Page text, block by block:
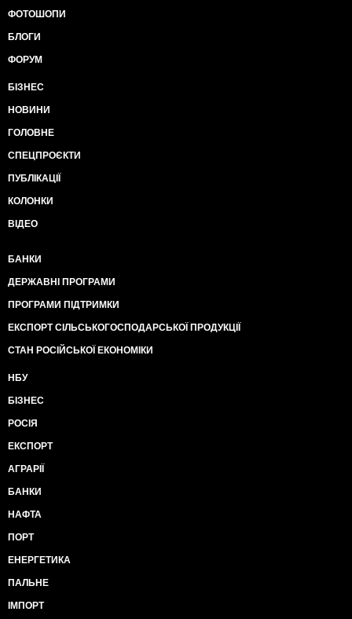
ФОТОШОПИ
БЛОГИ
ФОРУМ
БІЗНЕС
НОВИНИ
ГОЛОВНЕ
СПЕЦПРОЄКТИ
ПУБЛІКАЦІЇ
КОЛОНКИ
ВІДЕО
БАНКИ
ДЕРЖАВНІ ПРОГРАМИ
ПРОГРАМИ ПІДТРИМКИ
ЕКСПОРТ СІЛЬСЬКОГОСПОДАРСЬКОЇ ПРОДУКЦІЇ
СТАН РОСІЙСЬКОЇ ЕКОНОМІКИ
НБУ
БІЗНЕС
РОСІЯ
ЕКСПОРТ
АГРАРІЇ
БАНКИ
НАФТА
ПОРТ
ЕНЕРГЕТИКА
ПАЛЬНЕ
ІМПОРТ